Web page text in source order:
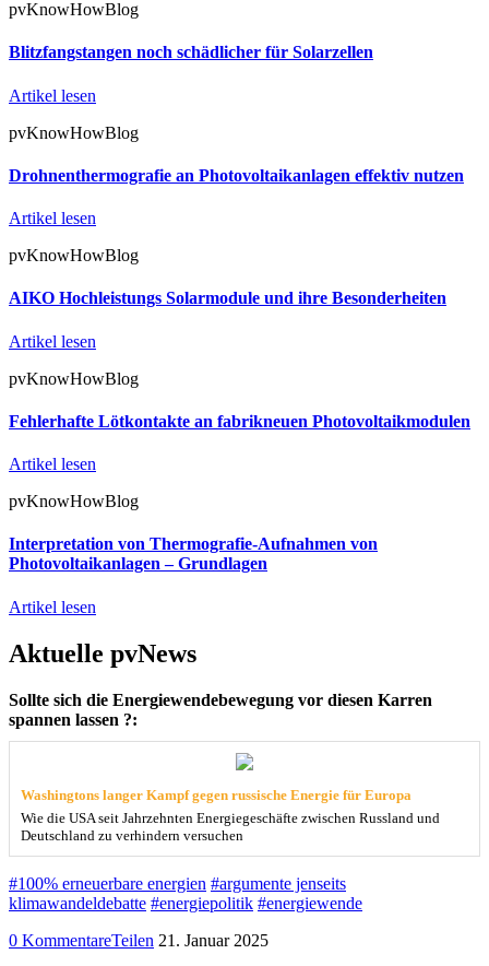
pvKnowHowBlog
Blitzfangstangen noch schädlicher für Solarzellen
Artikel lesen
pvKnowHowBlog
Drohnenthermografie an Photovoltaikanlagen effektiv nutzen
Artikel lesen
pvKnowHowBlog
AIKO Hochleistungs Solarmodule und ihre Besonderheiten
Artikel lesen
pvKnowHowBlog
Fehlerhafte Lötkontakte an fabrikneuen Photovoltaikmodulen
Artikel lesen
pvKnowHowBlog
Interpretation von Thermografie-Aufnahmen von
Photovoltaikanlagen – Grundlagen
Artikel lesen
Aktuelle pvNews
Sollte sich die Energiewendebewegung vor diesen Karren
spannen lassen ?:
Washingtons langer Kampf gegen russische Energie für Europa
Wie die USA seit Jahrzehnten Energiegeschäfte zwischen Russland und
Deutschland zu verhindern versuchen
#100% erneuerbare energien #argumente jenseits
klimawandeldebatte #energiepolitik #energiewende
0 KommentareTeilen 21. Januar 2025